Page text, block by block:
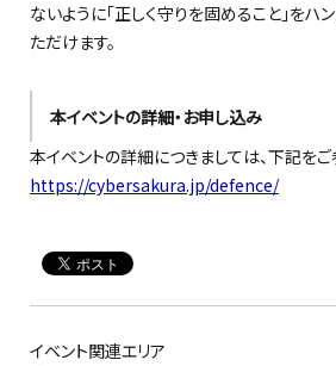
ないように「正しく守りを固めること」をハ
ただけます。
本イベントの詳細・お申し込み
本イベントの詳細につきましては、下記をご
https://cybersakura.jp/defence/
イベント関連エリア